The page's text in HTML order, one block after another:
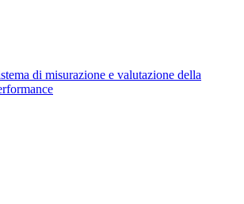
di misurazione e valutazione della